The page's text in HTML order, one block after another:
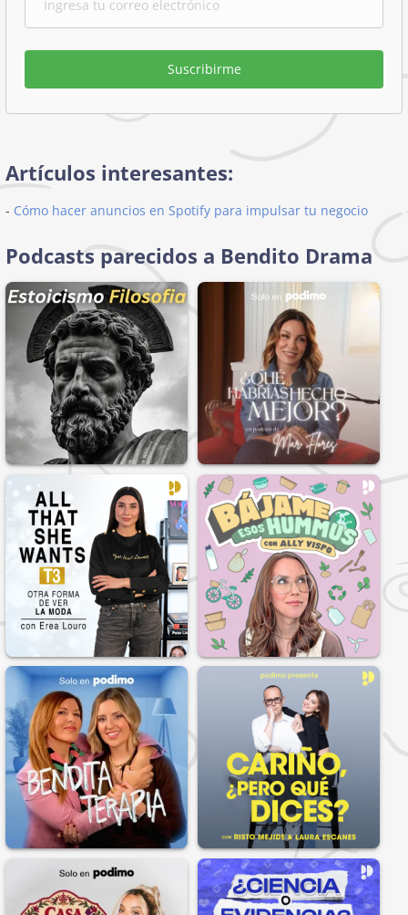
Suscribirme
Artículos interesantes:
- Cómo hacer anuncios en Spotify para impulsar tu negocio
Podcasts parecidos a Bendito Drama